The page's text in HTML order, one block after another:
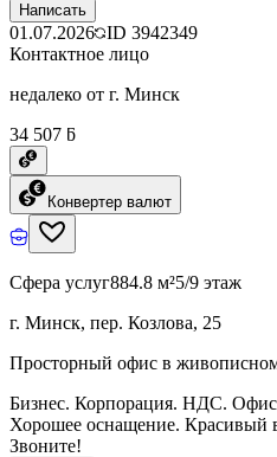
Написать
01.07.2026 ID 3942349
Контактное лицо
недалеко от г. Минск
34 507 ƃ
Конвертер валют
Сфера услуг884.8 м²5/9 этаж
г. Минск, пер. Козлова, 25
Просторный офис в
Бизнес. Корпорация. НДС.
Хорошее оснащение. Красивый
Звоните!